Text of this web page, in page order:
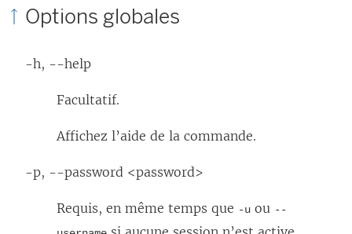
Options globales
-h, --help
Facultatif.
Affichez l’aide de la commande.
-p, --password <password>
Requis, en même temps que -u ou --